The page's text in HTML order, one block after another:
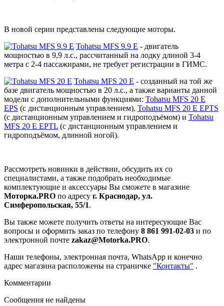
В новой серии представлены следующие моторы.
Tohatsu MFS 9.9 E - двигатель
мощностью в 9,9 л.с., рассчитанный на лодку длиной 3-4
метра с 2-4 пассажирами, не требует регистрации в ГИМС.
Tohatsu MFS 20 E - созданный на той же
базе двигатель мощностью в 20 л.с., а также варианты данной
модели с дополнительными функциями: Tohatsu MFS 20 E
EPS (с дистанционным управлением), Tohatsu MFS 20 E EPTS
(с дистанционным управлением и гидроподъёмом) и Tohatsu
MFS 20 E EPTL (с дистанционным управлением и
гидроподъёмом, длинной ногой).
Рассмотреть новинки в действии, обсудить их со
специалистами, а также подобрать необходимые
комплектующие и аксессуары Вы сможете в магазине
Моторка.PRO по адресу г. Краснодар, ул.
Симферопольская, 55/1.
Вы также можете получить ответы на интересующие Вас
вопросы и оформить заказ по телефону 8 861 991-02-03 и по
электронной почте zakaz@Motorka.PRO.
Наши телефоны, электронная почта, WhatsApp и конечно
адрес магазина расположены на страничке "Контакты" .
Комментарии
Сообщения не найдены